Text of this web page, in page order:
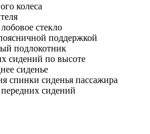
колеса
стекло
поддержкой
подлокотник
сидений по высоте
сиденье
спинки сиденья пассажира
сидений